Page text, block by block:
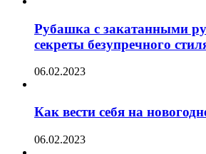
Рубашка с закатанными
секреты безупречного
06.02.2023
Как вести себя на
06.02.2023